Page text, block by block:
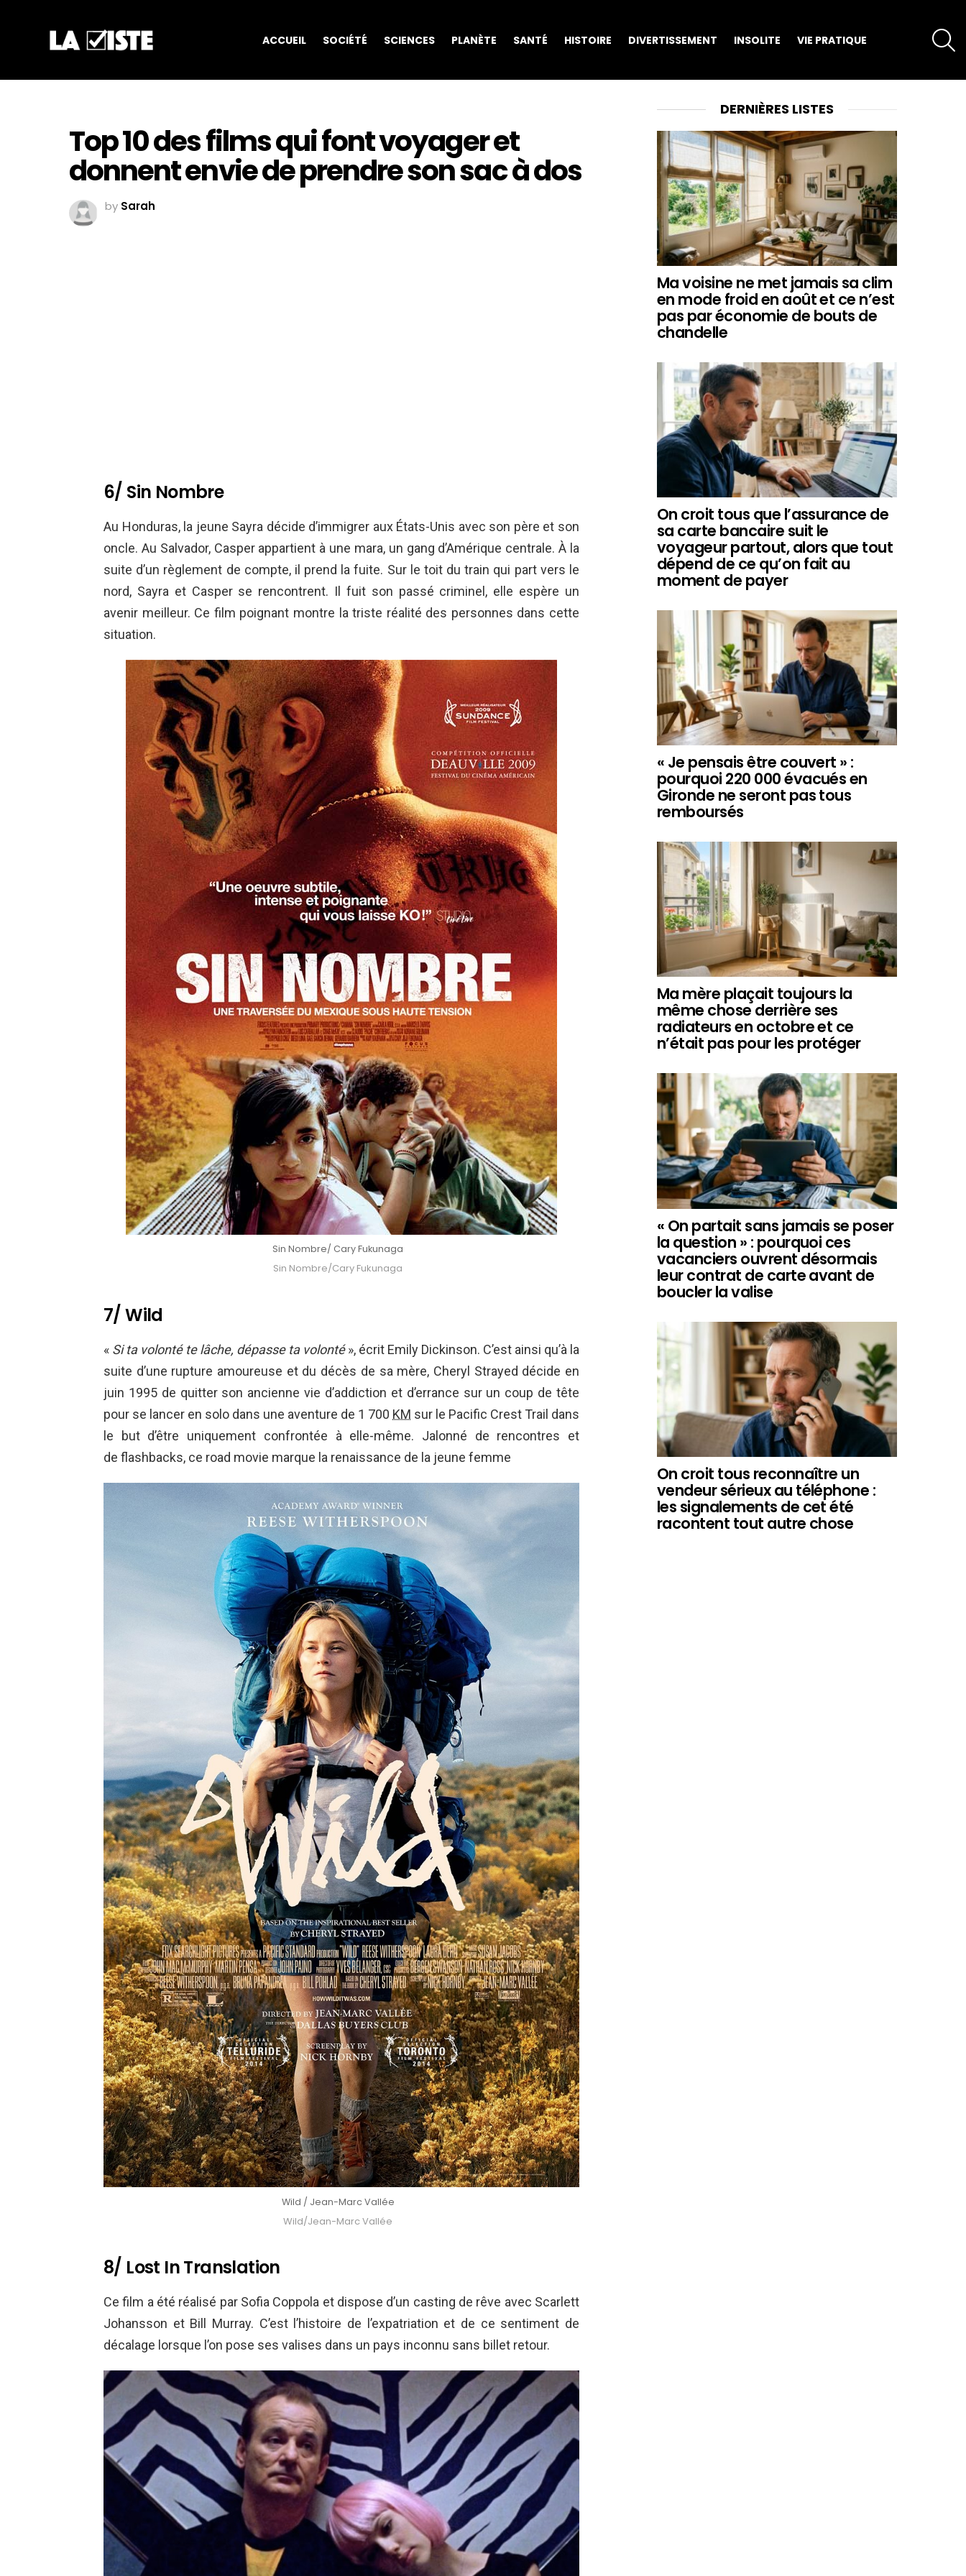
ACCUEIL SOCIÉTÉ SCIENCES PLANÈTE SANTÉ HISTOIRE DIVERTISSEMENT INSOLITE VIE PRATIQUE
Top 10 des films qui font voyager et
donnent envie de prendre son sac à dos
by Sarah
6/ Sin Nombre
Au Honduras, la jeune Sayra décide d’immigrer aux États-Unis avec son père et son
oncle. Au Salvador, Casper appartient à une mara, un gang d’Amérique centrale. À la
suite d’un règlement de compte, il prend la fuite. Sur le toit du train qui part vers le
nord, Sayra et Casper se rencontrent. Il fuit son passé criminel, elle espère un
avenir meilleur. Ce film poignant montre la triste réalité des personnes dans cette
situation.
Sin Nombre/ Cary Fukunaga
Sin Nombre/Cary Fukunaga
7/ Wild
« Si ta volonté te lâche, dépasse ta volonté», écrit Emily Dickinson. C’est ainsi qu’à la
suite d’une rupture amoureuse et du décès de sa mère, Cheryl Strayed décide en
juin 1995 de quitter son ancienne vie d’addiction et d’errance sur un coup de tête
pour se lancer en solo dans une aventure de 1 700 KM sur le Pacific Crest Trail dans
le but d’être uniquement confrontée à elle-même. Jalonné de rencontres et
de flashbacks, ce road movie marque la renaissance de la jeune femme
Wild / Jean-Marc Vallée
Wild/Jean-Marc Vallée
8/ Lost In Translation
Ce film a été réalisé par Sofia Coppola et dispose d’un casting de rêve avec Scarlett
Johansson et Bill Murray. C’est l’histoire de l’expatriation et de ce sentiment de
décalage lorsque l’on pose ses valises dans un pays inconnu sans billet retour.
DERNIÈRES LISTES
Ma voisine ne met jamais sa clim
en mode froid en août et ce n’est
pas par économie de bouts de
chandelle
On croit tous que l’assurance de
sa carte bancaire suit le
voyageur partout, alors que tout
dépend de ce qu’on fait au
moment de payer
« Je pensais être couvert » :
pourquoi 220 000 évacués en
Gironde ne seront pas tous
remboursés
Ma mère plaçait toujours la
même chose derrière ses
radiateurs en octobre et ce
n’était pas pour les protéger
« On partait sans jamais se poser
la question » : pourquoi ces
vacanciers ouvrent désormais
leur contrat de carte avant de
boucler la valise
On croit tous reconnaître un
vendeur sérieux au téléphone :
les signalements de cet été
racontent tout autre chose